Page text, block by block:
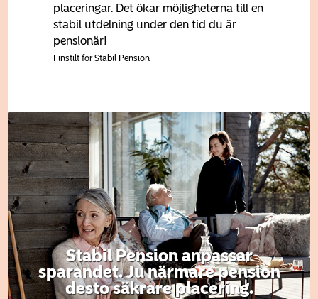
placeringar. Det ökar möjligheterna till en
stabil utdelning under den tid du är
pensionär!
Finstilt för Stabil Pension
Stabil Pension anpassar
sparandet. Ju närmare pension
desto säkrare placering.